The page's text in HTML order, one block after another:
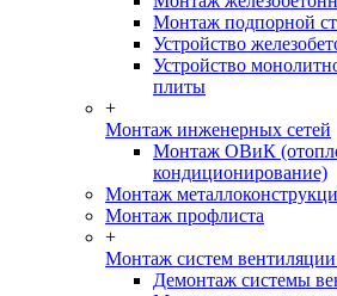
Монтаж подпорной
Устройство
Устройство
плиты
+
Монтаж инженерных сетей
Монтаж ОВиК
кондиционирование)
Монтаж
Монтаж профлиста
+
Монтаж систем
Демонтаж системы